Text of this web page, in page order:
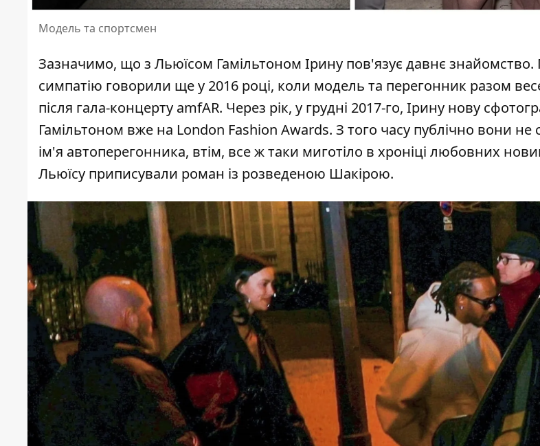
Модель та спортсмен
Зазначимо, що з Льюїсом Гамільтоном Ірину пов'язує давнє
симпатію говорили ще у 2016 році, коли модель та перегонник разом
після гала-концерту amfAR. Через рік, у грудні 2017-го, Ірину нову
Гамільтоном вже на London Fashion Awards. З того часу публічно вони не
ім'я автоперегонника, втім, все ж таки миготіло в хроніці любовних
Льюїсу приписували роман із розведеною Шакірою.